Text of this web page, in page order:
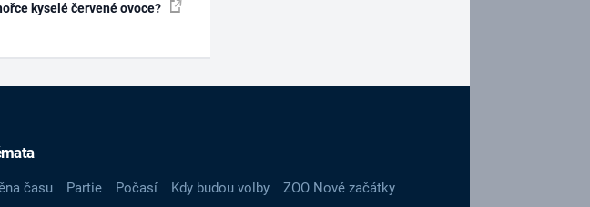
kyselé červené ovoce?
času Partie Počasí Kdy budou volby
ZOO Nové začátky